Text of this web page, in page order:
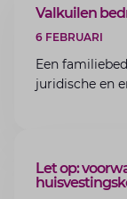
ARTIKEL
Valkuilen
6 FEBRUARI
Een
juridische en
ARTIKEL
Let op: